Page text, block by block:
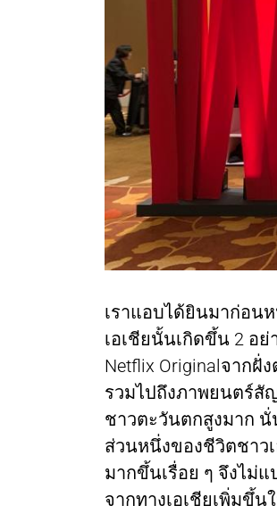
เราแอบได้ยินมาก่อน
เอเชียนั้นเกิดขึ้น 2 อ
Netflix Originalจาก
รวมไปถึงภาพยนตร์สั
ชาวตะวันตกสูงมาก นั่
ส่วนหนึ่งของชีวิตชาว
มากขึ้นเรื่อย ๆ จึงไม่แ
จากทางเอเชียเพิ่มขึ้น